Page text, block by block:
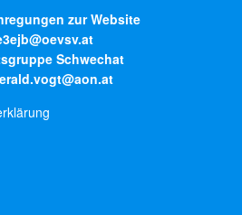
zur Website
Schwechat